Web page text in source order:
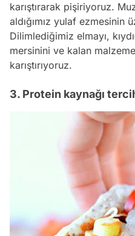
karıştırarak pişiriyoruz.
aldığımız yulaf ezmesinin
Dilimlediğimiz elmayı,
mersinini ve kalan
karıştırıyoruz.
3. Protein kaynağı